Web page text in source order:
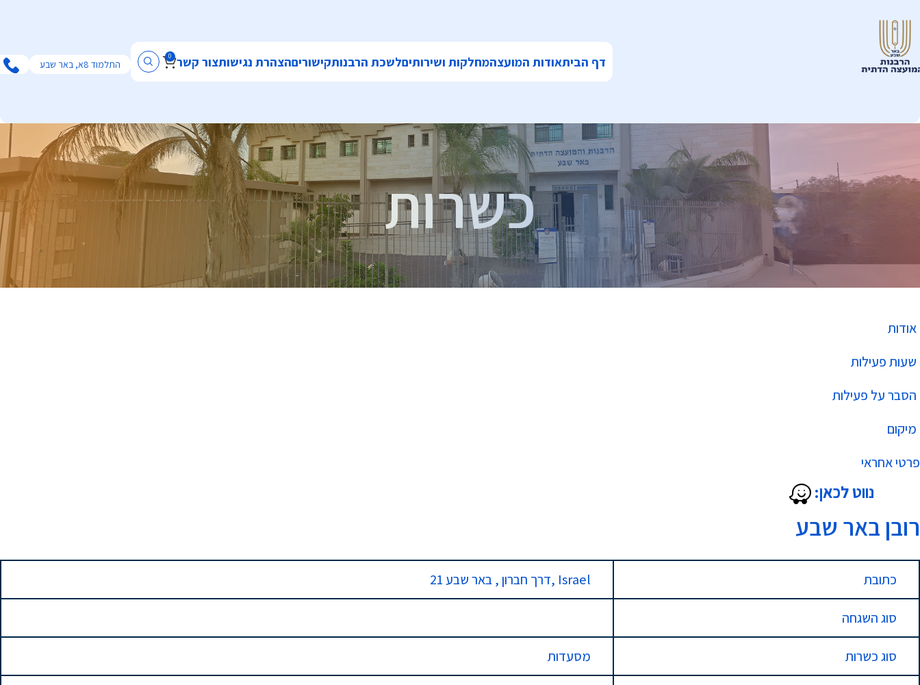
דף הביתאודות המועצהמחלקות ושירותיםלשכת הרבנותקישוריםהצהרת נגישותצור קשר 0
התלמוד 8א, באר שבע
כשרות
אודות
שעות פעילות
הסבר על פעילות
מיקום
פרטי אחראי
נווט לכאן:
רובן באר שבע
כתובת 21 דרך חברון , באר שבע, Israel
סוג השגחה
סוג כשרות מסעדות